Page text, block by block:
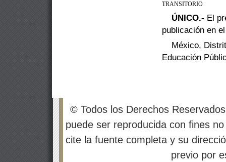
TRANSITORIO
ÚNICO.- El
publicación en
México,
Educación
© Todos los Derechos
puede ser reproducida con fines
cite la fuente completa y su
previo por